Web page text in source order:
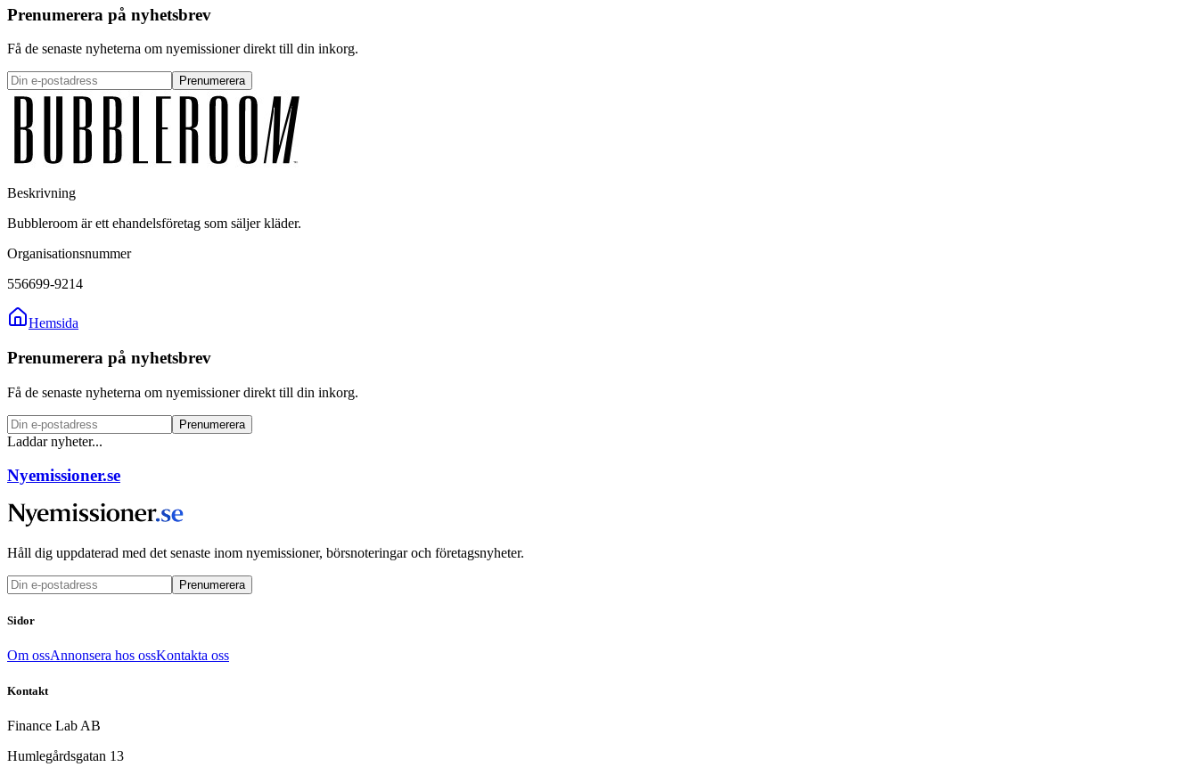
Prenumerera på nyhetsbrev
Få de senaste nyheterna om nyemissioner direkt till din inkorg.
Prenumerera
Beskrivning
Bubbleroom är ett ehandelsföretag som säljer kläder.
Organisationsnummer
556699-9214
Hemsida
Prenumerera på nyhetsbrev
Få de senaste nyheterna om nyemissioner direkt till din inkorg.
Prenumerera
Laddar nyheter...
Nyemissioner.se
Håll dig uppdaterad med det senaste inom nyemissioner, börsnoteringar och företagsnyheter.
Prenumerera
Sidor
Om ossAnnonsera hos ossKontakta oss
Kontakt
Finance Lab AB
Humlegårdsgatan 13